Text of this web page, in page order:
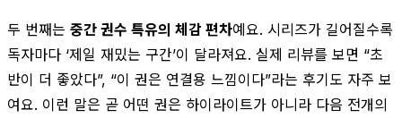
두 번째는 중간 권수 특유의 체감 편차예요. 시리즈가 길어질수록
독자마다 ‘제일 재밌는 구간’이 달라져요. 실제 리뷰를 보면 “초
반이 더 좋았다”, “이 권은 연결용 느낌이다”라는 후기도 자주 보
여요. 이런 말은 곧 어떤 권은 하이라이트가 아니라 다음 전개의